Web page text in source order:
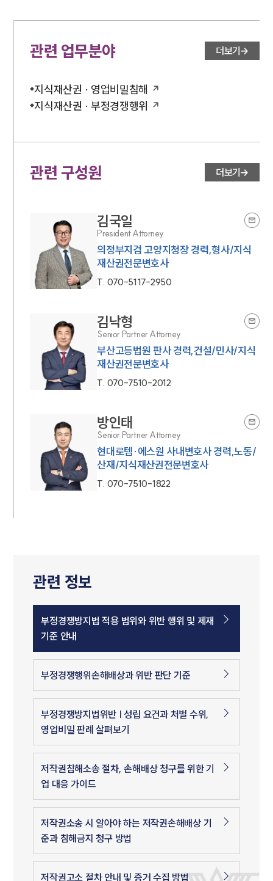
언론보도
법률 블로그
대륜법률상담예약
관련 업무분야 더보기
지식재산권 · 영업비밀침해
지식재산권 · 부정경쟁행위
관련 구성원 더보기
김국일
President Attorney
의정부지검 고양지청장 경력,형사/지식
재산권전문변호사
T. 070-5117-2950
김낙형
Senior Partner Attorney
부산고등법원 판사 경력,건설/민사/지식
재산권전문변호사
T. 070-7510-2012
방인태
Senior Partner Attorney
현대로템·에스원 사내변호사 경력,노동/
산재/지식재산권전문변호사
T. 070-7510-1822
관련 정보
부정경쟁방지법 적용 범위와 위반 행위 및 제재
기준 안내
부정경쟁행위손해배상과 위반 판단 기준
부정경쟁방지법위반 | 성립 요건과 처벌 수위,
영업비밀 판례 살펴보기
저작권침해소송 절차, 손해배상 청구를 위한 기
업 대응 가이드
저작권소송 시 알아야 하는 저작권손해배상 기
준과 침해금지 청구 방법
저작권고소 절차 안내 및 증거 수집 방법